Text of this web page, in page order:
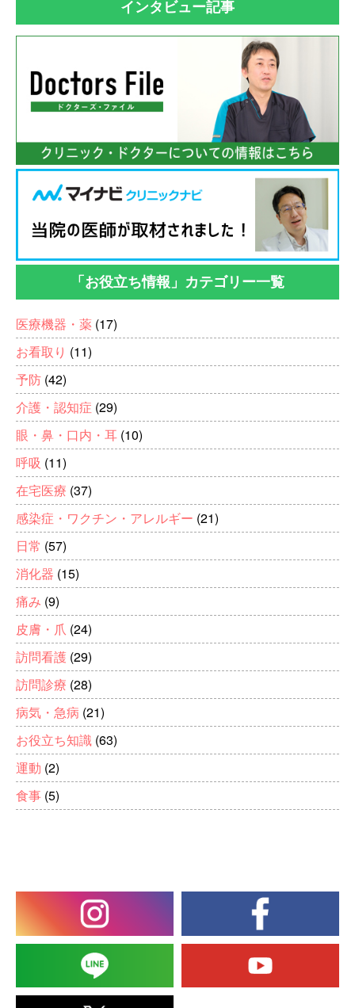
インタビュー記事
「お役立ち情報」カテゴリー一覧
医療機器・薬 (17)
お看取り (11)
予防 (42)
介護・認知症 (29)
眼・鼻・口内・耳 (10)
呼吸 (11)
在宅医療 (37)
感染症・ワクチン・アレルギー (21)
日常 (57)
消化器 (15)
痛み (9)
皮膚・爪 (24)
訪問看護 (29)
訪問診療 (28)
病気・急病 (21)
お役立ち知識 (63)
運動 (2)
食事 (5)